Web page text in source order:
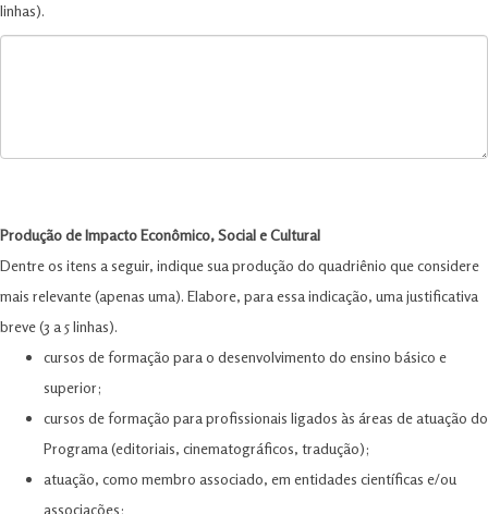
linhas).
Produção de Impacto Econômico, Social e Cultural
Dentre os itens a seguir, indique sua produção do quadriênio que considere
mais relevante (apenas uma). Elabore, para essa indicação, uma justificativa
breve (3 a 5 linhas).
cursos de formação para o desenvolvimento do ensino básico e
superior;
cursos de formação para profissionais ligados às áreas de atuação do
Programa (editoriais, cinematográficos, tradução);
atuação, como membro associado, em entidades científicas e/ou
associações;